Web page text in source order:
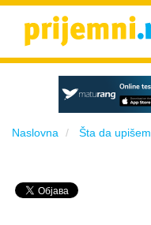
Naslovna Šta da upišem